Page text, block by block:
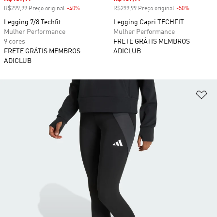
R$299,99 Preço original -40%
Legging 7/8 Techfit
Mulher Performance
9 cores
FRETE GRÁTIS MEMBROS
ADICLUB
R$299,99 Preço original -50%
Legging Capri TECHFIT
Mulher Performance
FRETE GRÁTIS MEMBROS
ADICLUB